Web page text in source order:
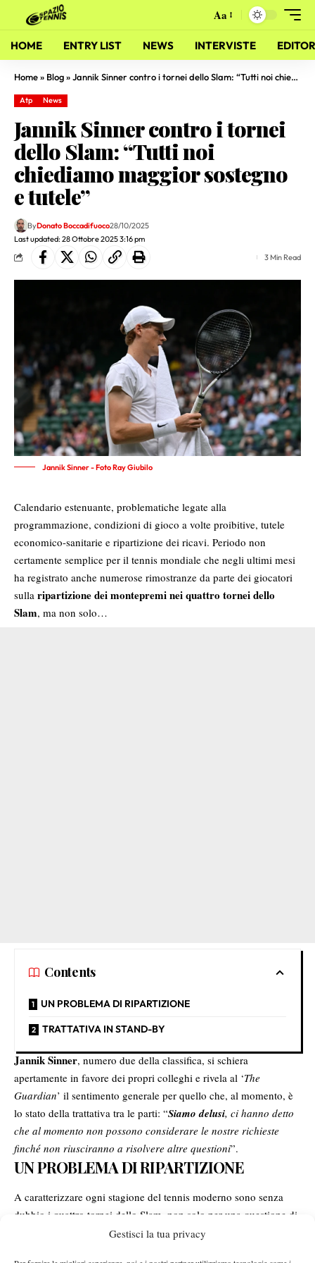
Gestisci la tua privacy
Aa
HOME ENTRY LIST NEWS INTERVISTE
Home» Blog»Jannik Sinner contro i tornei dello Slam: “Tutti noi chiediamo maggior sostegno e tutele”
Atp News
Jannik Sinner contro i tornei
dello Slam: “Tutti noi
chiediamo maggior sostegno
e tutele”
Last updated: 28 Ottobre 2025 3:16 pm
ByDonato Boccadifuoco28/10/2025
3 Min Read
Jannik Sinner - Foto Ray Giubilo
Calendario estenuante, problematiche legate alla
programmazione, condizioni di gioco a volte proibitive, tutele
economico-sanitarie e ripartizione dei ricavi. Periodo non
certamente semplice per il tennis mondiale che negli ultimi mesi
ha registrato anche numerose rimostranze da parte dei giocatori
sulla ripartizione dei montepremi nei quattro tornei dello
Slam, ma non solo…
Contents
UN PROBLEMA DI RIPARTIZIONE
TRATTATIVA IN STAND-BY
Jannik Sinner, numero due della classifica, si schiera
apertamente in favore dei propri colleghi e rivela al ‘The
Guardian’ il sentimento generale per quello che, al momento, è
lo stato della trattativa tra le parti: “Siamo delusi, ci hanno detto
che al momento non possono considerare le nostre richieste
finché non riusciranno a risolvere altre questioni”.
UN PROBLEMA DI RIPARTIZIONE
A caratterizzare ogni stagione del tennis moderno sono senza
dubbio i quattro tornei dello Slam, non solo per una questione di
prestigio sportivo ma anche per questioni economiche